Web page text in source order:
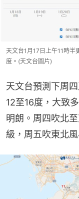
天文台1月17日上午11時
度。(天文台圖片)
天文台預測下周
12至16度，大致
明朗。周四吹北
級，周五吹東北